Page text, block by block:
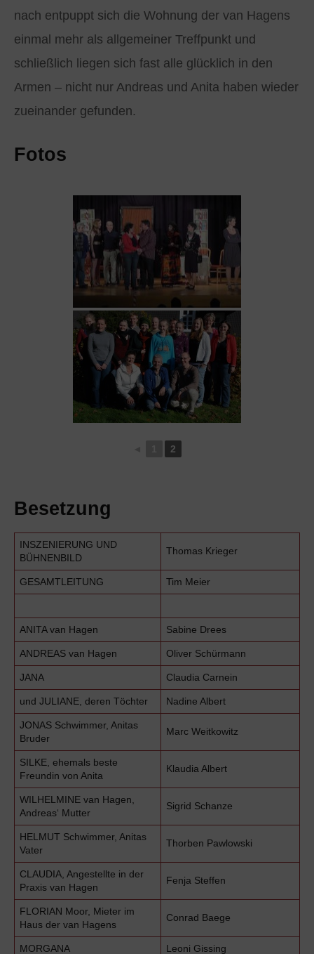
nach entpuppt sich die Wohnung der van Hagens
einmal mehr als allgemeiner Treffpunkt und
schließlich liegen sich fast alle glücklich in den
Armen – nicht nur Andreas und Anita haben wieder
zueinander gefunden.
Fotos
2
Besetzung
INSZENIERUNG UND
BÜHNENBILD
Thomas Krieger
GESAMTLEITUNG Tim Meier
ANITA van Hagen Sabine Drees
ANDREAS van Hagen Oliver Schürmann
JANA Claudia Carnein
und JULIANE, deren Töchter Nadine Albert
JONAS Schwimmer, Anitas
Bruder
Marc Weitkowitz
SILKE, ehemals beste
Freundin von Anita
Klaudia Albert
WILHELMINE van Hagen,
Andreas‘ Mutter
Sigrid Schanze
HELMUT Schwimmer, Anitas
Vater
Thorben Pawlowski
CLAUDIA, Angestellte in der
Praxis van Hagen
Fenja Steffen
FLORIAN Moor, Mieter im
Haus der van Hagens
Conrad Baege
MORGANA Leoni Gissing